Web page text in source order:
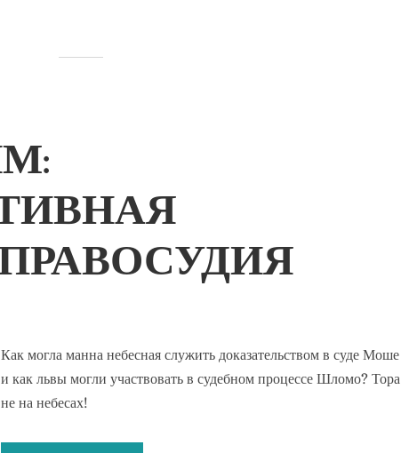
Как могла манна небесная служить доказательством в суде Моше
и как львы могли участвовать в судебном процессе Шломо? Тора
не на небесах!